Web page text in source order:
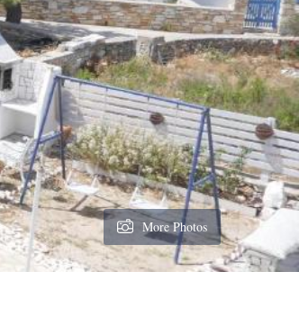
More Photos